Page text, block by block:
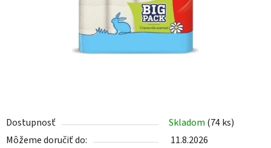
Dostupnosť Skladom (74 ks)
Môžeme doručiť do:
11.8.2026